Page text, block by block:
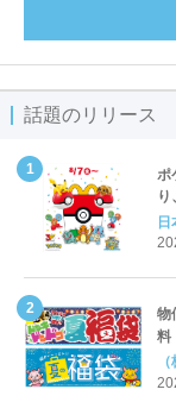
話題のリリース
ポ
定
日
物
料